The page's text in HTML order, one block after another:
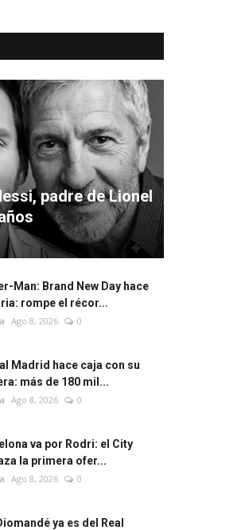
padre de Lionel
Man: Brand New Day hace
rompe el récor...
Ago 8, 2026 0
Madrid hace caja con su
más de 180 mil...
Ago 8, 2026 0
va por Rodri: el City
la primera ofer...
Ago 8, 2026 0
ya es del Real